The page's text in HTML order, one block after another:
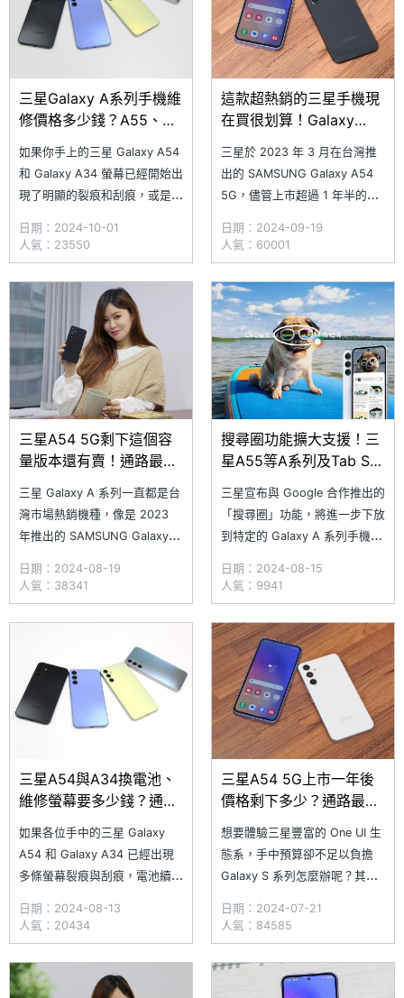
三星Galaxy A系列手機維
修價格多少錢？A55、
A54與A34通路平均報價
一次看(2024.10)
如果你手上的三星 Galaxy A54
和 Galaxy A34 螢幕已經開始出
現了明顯的裂痕和刮痕，或是之
池續航力開始減退，那麼現在換
一顆全新的電池和螢幕無疑是個
不錯的選擇。究竟 SAMSUNG
Galaxy A 系列在 SOGI 合作維
修店家的
日期：2024-10-01
人氣：23550
這款超熱銷的三星手機現
在買很划算！Galaxy
A54 5G通路最低價格一
次看(2024.9)
三星於 2023 年 3 月在台灣推
出的 SAMSUNG Galaxy A54
5G，儘管上市超過 1 年半的時
氣機種；另外，三星先前也預告
將為 Galaxy A54 5G 加入方便
實用的 AI 搜尋圈功能，大大提
升日常便利性。究竟
日期：2024-09-19
人氣：60001
三星A54 5G剩下這個容
量版本還有賣！通路最低
三星 Galaxy A 系列一直都是台
灣市場熱銷機種，像是 2023
年推出的 SAMSUNG Galaxy
A55 5G 上市前，都持續佔據在
銷售排行榜前 10 名。而在上市
一年多後，SAMSUNG Galaxy
A54 5G 的現貨越來越稀少，甚
至通路也只
日期：2024-08-19
人氣：38341
搜尋圈功能擴大支援！三
星A55等A系列及Tab S9
三星宣布與 Google 合作推出的
「搜尋圈」功能，將進一步下放
到特定的 Galaxy A 系列手機，
圈的更多裝置上。除了「搜尋
圈」擴大支援特定 Galaxy A 系
列手機外，三星 Galaxy Tab S9
FE 和 Galaxy Tab S9 FE+ 也將
日期：2024-08-15
人氣：9941
三星A54與A34換電池、
維修螢幕要多少錢？通路
價格一次看(2024.8)
如果各位手中的三星 Galaxy
A54 和 Galaxy A34 已經出現
多條螢幕裂痕與刮痕，電池續航
換顆全新的電池與螢幕，相信會
是個不錯的選擇。究竟
SAMSUNG Galaxy A54 和
Galaxy A34 在 SOGI 合作維修
日期：2024-08-13
人氣：20434
三星A54 5G上市一年後
價格剩下多少？通路最低
報價一次看(2024.7)
想要體驗三星豐富的 One UI 生
態系，手中預算卻不足以負擔
Galaxy S 系列怎麼辦呢？其實
也能享有高度完整的表現，而三
星旗下的 SAMSUNG Galaxy
A54 5G 在上市 1 年多後的現
在，空機最低價格只要 8 千元
日期：2024-07-21
人氣：84585